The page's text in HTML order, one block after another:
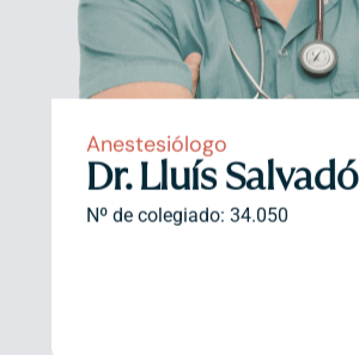
Anestesiólogo
Dr. Lluís Salvadó
Nº de colegiado: 34.050